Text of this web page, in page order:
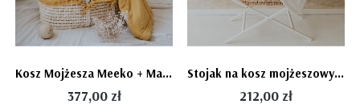
Kosz Mojżesza Meeko + Materac dla niemowlaka
377,00 zł
Stojak na kosz mojżeszowy Bellamy
212,00 zł